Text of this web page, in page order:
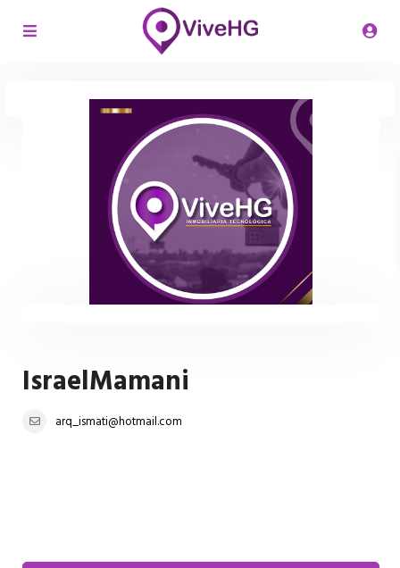
IsraelMamani
arq_ismati@hotmail.com